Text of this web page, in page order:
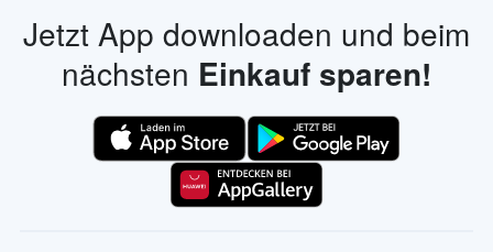
Jetzt App downloaden und beim
nächsten Einkauf sparen!